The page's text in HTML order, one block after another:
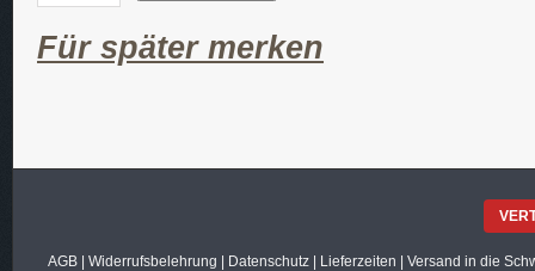
Für später merken
AGB| Widerrufsbelehrung Datenschutz| Lieferzeiten Versand in die